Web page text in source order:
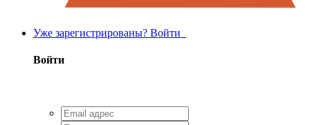
Уже зарегистрированы? Войти
Войти